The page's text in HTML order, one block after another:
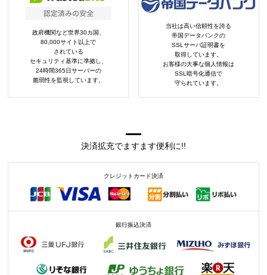
政府機関など世界30カ国、
80,000サイト以上で
されている
セキュリティ基準に準拠し、
24時間365日サーバーの
脆弱性を監視しています。
当社は高い信頼性を誇る
帝国データバンクの
SSLサーバ証明書を
取得しています。
お客様の大事な個人情報は
SSL暗号化通信で
守られています。
決済拡充でますます便利に!!
クレジットカード決済
銀行振込決済